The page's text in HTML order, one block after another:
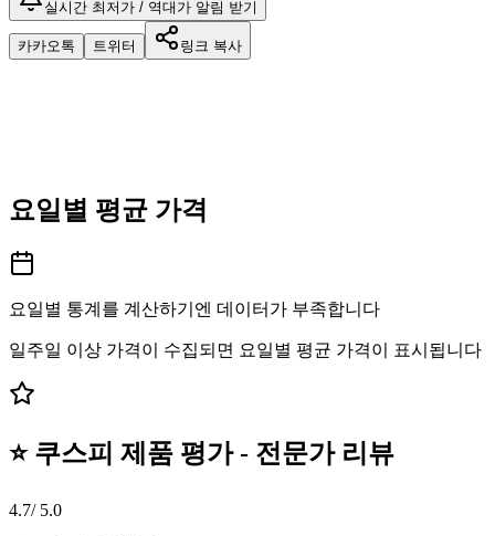
실시간 최저가 / 역대가 알림 받기
카카오톡 트위터 링크 복사
요일별 평균 가격
요일별 통계를 계산하기엔 데이터가 부족합니다
일주일 이상 가격이 수집되면 요일별 평균 가격이 표시됩니다
⭐ 쿠스피 제품 평가 - 전문가 리뷰
4.7/ 5.0